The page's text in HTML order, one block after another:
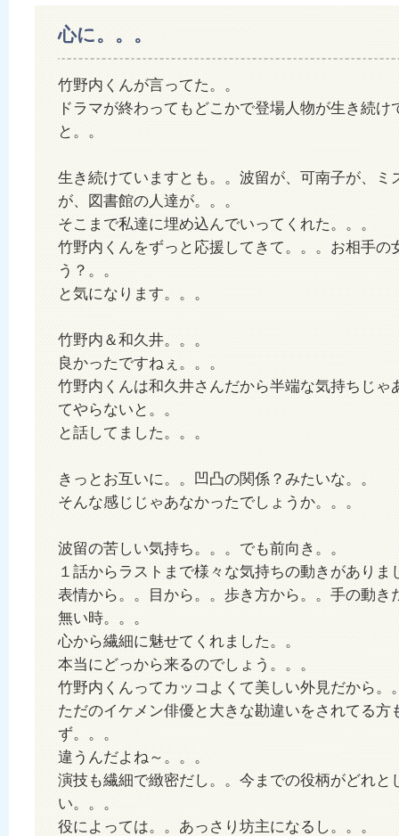
心に。。。
竹野内くんが言ってた。。
ドラマが終わってもどこかで登場人物が生き続け
と。。
生き続けていますとも。。波留が、可南子が、ミ
が、図書館の人達が。。。
そこまで私達に埋め込んでいってくれた。。。
竹野内くんをずっと応援してきて。。。お相手の
う？。。
と気になります。。。
竹野内＆和久井。。。
良かったですねぇ。。。
竹野内くんは和久井さんだから半端な気持ちじゃ
てやらないと。。
と話してました。。。
きっとお互いに。。凹凸の関係？みたいな。。
そんな感じじゃあなかったでしょうか。。。
波留の苦しい気持ち。。。でも前向き。。
１話からラストまで様々な気持ちの動きがありま
表情から。。目から。。歩き方から。。手の動き
無い時。。。
心から繊細に魅せてくれました。。
本当にどっから来るのでしょう。。。
竹野内くんってカッコよくて美しい外見だから。
ただのイケメン俳優と大きな勘違いをされてる方
ず。。。
違うんだよね～。。。
演技も繊細で緻密だし。。今までの役柄がどれと
い。。。
役によっては。。あっさり坊主になるし。。。